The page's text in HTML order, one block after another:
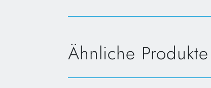
Ähnliche Produkte